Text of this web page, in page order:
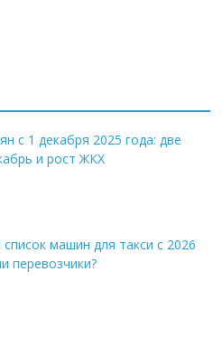
с 1 декабря 2025 года: две
и рост ЖКХ
машин для такси с 2026
перевозчики?